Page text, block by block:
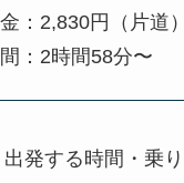
：2,830円（片道）
：2時間58分〜
発する時間・乗